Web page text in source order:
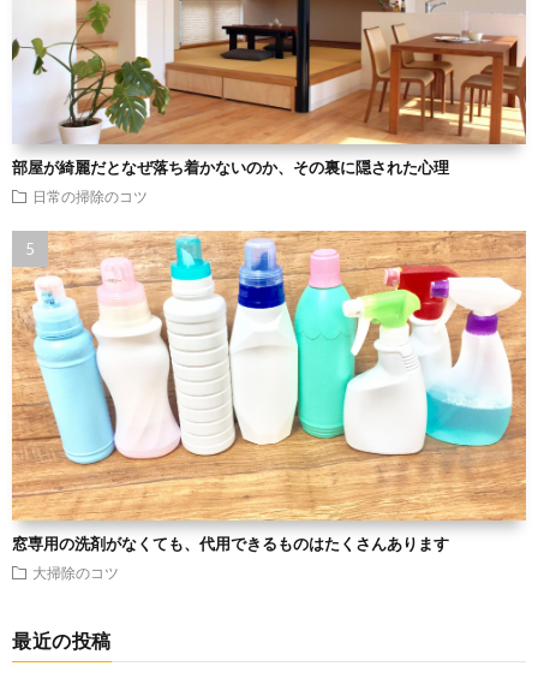
部屋が綺麗だとなぜ落ち着かないのか、その裏に隠された心理
日常の掃除のコツ
窓専用の洗剤がなくても、代用できるものはたくさんあります
大掃除のコツ
最近の投稿